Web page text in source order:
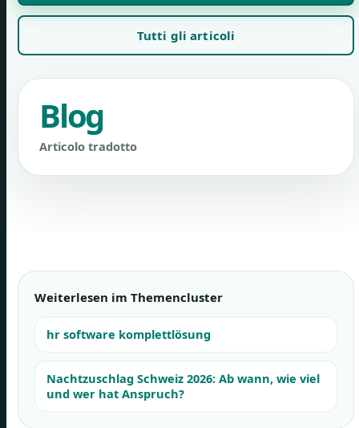
Tutti gli articoli
Blog
Articolo tradotto
Weiterlesen im Themencluster
hr software komplettlösung
Nachtzuschlag Schweiz 2026: Ab wann, wie viel
und wer hat Anspruch?